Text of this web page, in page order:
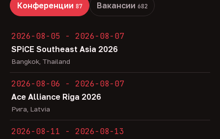
Конференции 87 Вакансии 682
2026-08-05 - 2026-08-07
SPiCE Southeast Asia 2026
Bangkok, Thailand
2026-08-06 - 2026-08-07
Ace Alliance Riga 2026
Рига, Latvia
2026-08-11 - 2026-08-13